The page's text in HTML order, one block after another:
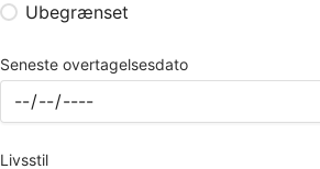
Ubegrænset
Seneste overtagelsesdato
Livsstil